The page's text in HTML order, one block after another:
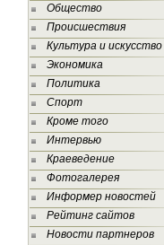
Общество
Происшествия
Культура и искусство
Экономика
Политика
Спорт
Кроме того
Интервью
Краеведение
Фотогалерея
Информер новостей
Рейтинг сайтов
Новости партнеров